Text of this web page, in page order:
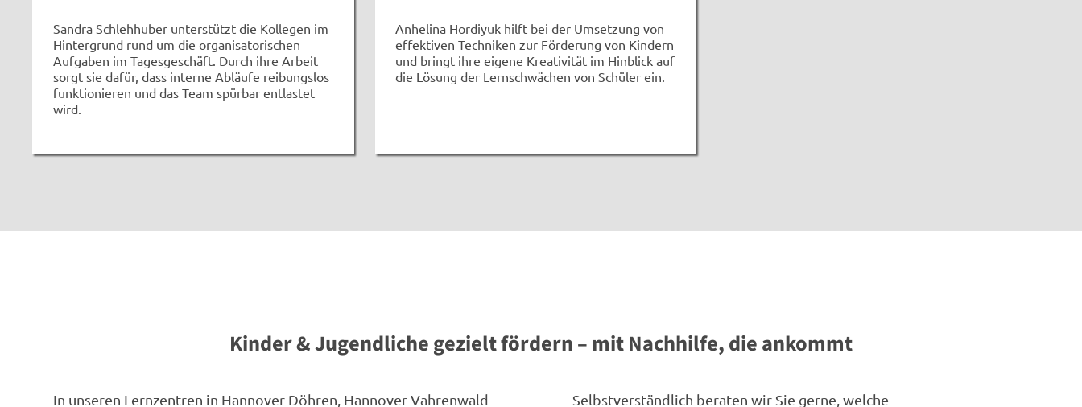
Sandra Schlehhuber unterstützt die Kollegen im
Hintergrund rund um die organisatorischen
Aufgaben im Tagesgeschäft. Durch ihre Arbeit
sorgt sie dafür, dass interne Abläufe reibungslos
funktionieren und das Team spürbar entlastet
wird.
Anhelina Hordiyuk hilft bei der Umsetzung von
effektiven Techniken zur Förderung von Kindern
und bringt ihre eigene Kreativität im Hinblick auf
die Lösung der Lernschwächen von Schüler ein.
Kinder & Jugendliche gezielt fördern – mit Nachhilfe, die ankommt
In unseren Lernzentren in Hannover Döhren, Hannover Vahrenwald Selbstverständlich beraten wir Sie gerne, welche